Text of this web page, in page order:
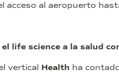
acceso al aeropuerto
life science a la salud
vertical Health ha